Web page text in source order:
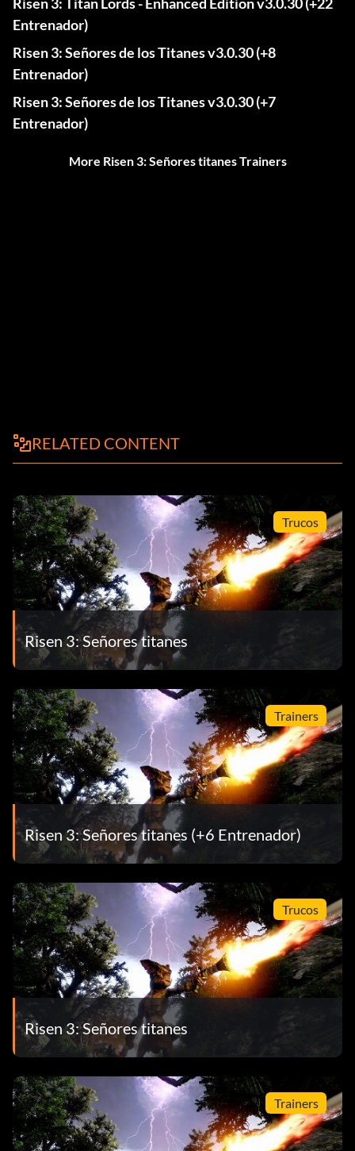
Entrenador)
Risen 3: Señores de los Titanes v3.0.30 (+8
Entrenador)
Risen 3: Señores de los Titanes v3.0.30 (+7
Entrenador)
More Risen 3: Señores titanes Trainers
RELATED CONTENT
Trucos
Risen 3: Señores titanes
Trainers
Risen 3: Señores titanes (+6 Entrenador)
Trucos
Risen 3: Señores titanes
Trainers